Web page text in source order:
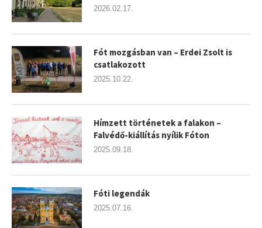
2026.02.17.
Fót mozgásban van – Erdei Zsolt is
csatlakozott
2025.10.22.
Hímzett történetek a falakon –
Falvédő-kiállítás nyílik Fóton
2025.09.18.
Fóti legendák
2025.07.16.